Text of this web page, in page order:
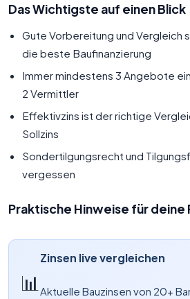
Das Wichtigste auf einen Blick
Gute Vorbereitung und Vergleich
die beste Baufinanzierung
Immer mindestens 3 Angebote
2 Vermittler
Effektivzins ist der richtige
Sollzins
Sondertilgungsrecht und
vergessen
Praktische Hinweise für deine
📊
Zinsen live vergleichen
Aktuelle Bauzinsen von 20+